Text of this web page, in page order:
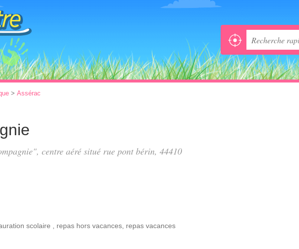
> Assérac
centre aéré situé rue pont bérin, 44410
scolaire repas hors vacances repas vacances